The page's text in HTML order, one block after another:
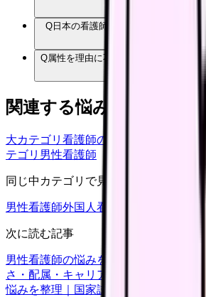
Q日本の看護師免許があれば、海外で
Q属性を理由に不当な扱いを受けた時
関連する悩みカテゴリ
大カテゴリ 看護師の悩み
テゴリ 男性看護師
同じ中カテゴリで見る
男性看護師外国人看護師
次に読む記事
男性看護師の悩みを現場目線で整理｜
さ・配属・キャリアの考え方
外国人看
悩みを整理｜国家試験・在留資格・職